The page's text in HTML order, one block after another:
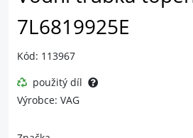
7L6819925E
Kód: 113967
použitý díl
Výrobce: VAG